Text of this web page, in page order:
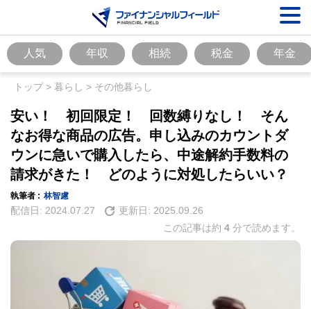
人気 年収 相続 税金 年金
トップ> 暮らし > その他暮らし
安い！ 初回限定！ 回数縛りなし！ そん
なお得な商品の広告。申し込みのカウントダ
ウンに急いで購入したら、中途解約手数料の
請求がきた！ どのように対処したらいい？
執筆者 : 林智慮
配信日: 2024.07.27 更新日: 2025.09.26
この記事は約 4 分で読めます。